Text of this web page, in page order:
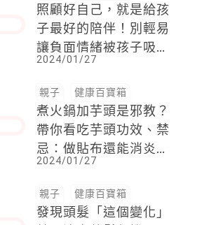
親子 健康百寶箱
照顧好自己，就是給孩
子最好的陪伴！別輕易
收，每周20分鐘的正念
練習 ，從獨處開始
2024/01/27
親子 健康百寶箱
煮火鍋加芋頭是邪教？
帶你看吃芋頭功效、禁
忌：做貼布還能消炎傷
2024/01/27